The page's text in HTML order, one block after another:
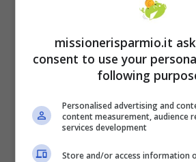
Ciò vale anche nel caso dei
Reddito che difatti non
presentare la richiesta,
missionerisparmio.it
consent to use your
following
Personalised advertising and
content measurement, audience
services development
Store and/or access information